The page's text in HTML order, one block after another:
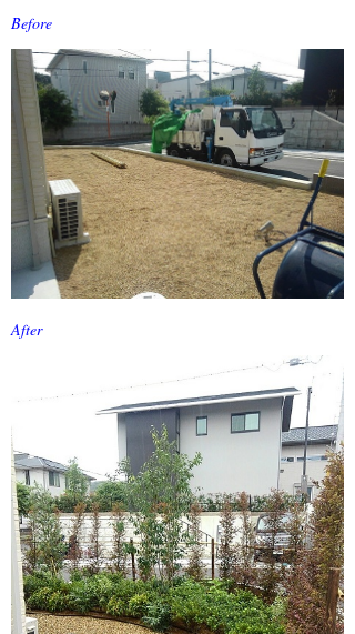
6月 2024 (1)
4月 2024 (1)
3月 2024 (1)
2月 2024 (1)
1月 2024 (1)
11月 2023 (1)
10月 2023 (1)
9月 2023 (1)
8月 2023 (1)
6月 2023 (1)
5月 2023 (1)
4月 2023 (1)
2月 2023 (1)
1月 2023 (1)
12月 2022 (1)
Before
After